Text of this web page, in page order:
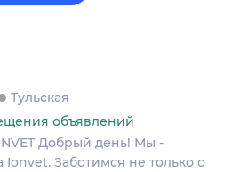
Тульская
объявлений
Добрый день! Мы -
Заботимся не только о